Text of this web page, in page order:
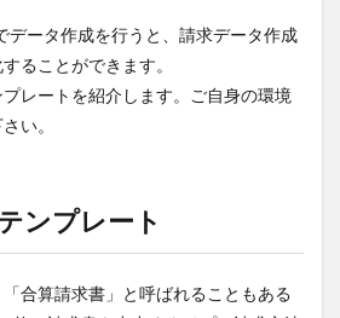
データ作成を行うと、請求データ作成
ることができます。
レートを紹介します。ご自身の環境
い。
ンプレート
「合算請求書」と呼ばれることもある